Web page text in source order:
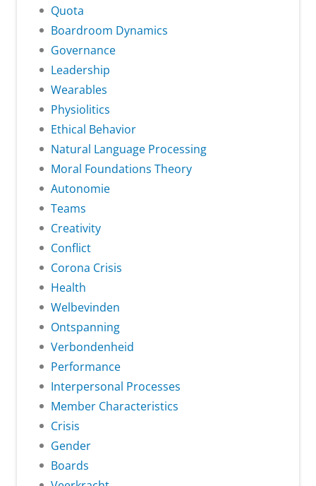
Quota
Boardroom Dynamics
Governance
Leadership
Wearables
Physiolitics
Ethical Behavior
Natural Language Processing
Moral Foundations Theory
Autonomie
Teams
Creativity
Conflict
Corona Crisis
Health
Welbevinden
Ontspanning
Verbondenheid
Performance
Interpersonal Processes
Member Characteristics
Crisis
Gender
Boards